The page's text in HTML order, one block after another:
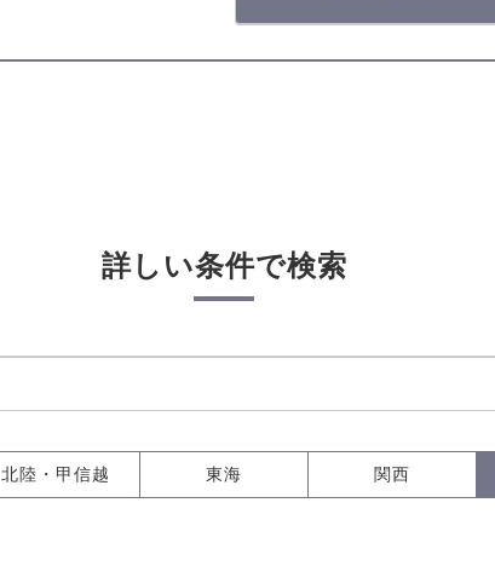
詳しい条件で検索
北陸・甲信越 東海 関西